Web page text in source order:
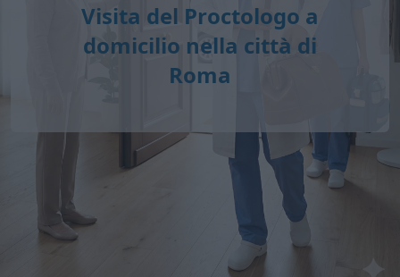
Visita del Proctologo a
domicilio nella città di
Roma